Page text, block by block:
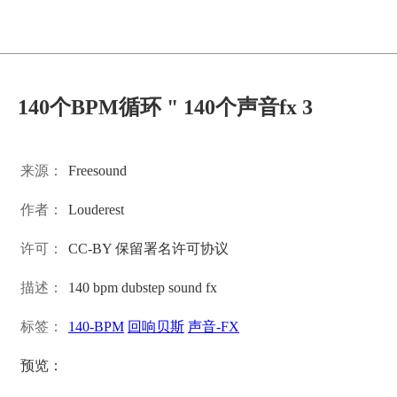
140个BPM循环 " 140个声音fx 3
来源： Freesound
作者： Louderest
许可： CC-BY 保留署名许可协议
描述： 140 bpm dubstep sound fx
标签： 140-BPM 回响贝斯 声音-FX
预览：